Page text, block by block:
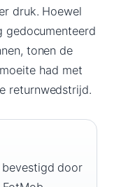
druk. Hoewel
gedocumenteerd
tonen de
had met
returnwedstrijd.
bevestigd door